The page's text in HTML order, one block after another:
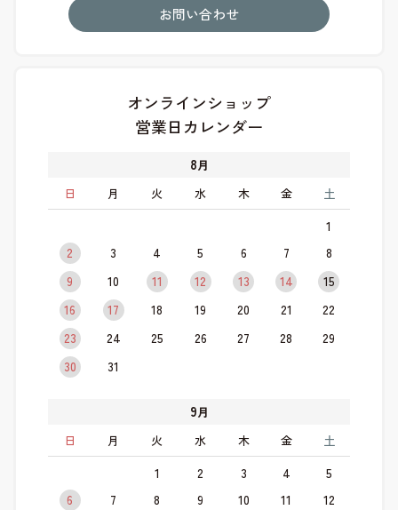
お問い合わせ
オンラインショップ
営業日カレンダー
8月
日
月 火 水 木 金 土
1
2
3 4 5 6 7
8
9
10 11 12 13 14
15
16
17 18 19 20 21
22
23
24 25 26 27 28
29
30
31
9月
日
月 火 水 木 金 土
1 2 3 4
5
6
7 8 9 10 11
12